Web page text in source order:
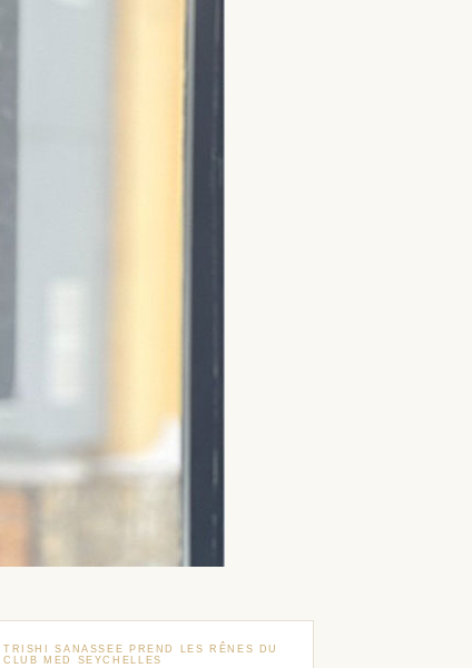
TRISHI SANASSEE PREND LES RÊNES DU
CLUB MED SEYCHELLES